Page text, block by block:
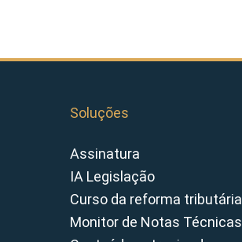
Soluções
Assinatura
IA Legislação
Curso da reforma tributária
Monitor de Notas Técnicas